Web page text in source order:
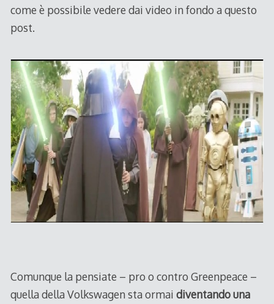
come è possibile vedere dai video in fondo a questo
post.
Comunque la pensiate – pro o contro Greenpeace –
quella della Volkswagen sta ormai diventando una